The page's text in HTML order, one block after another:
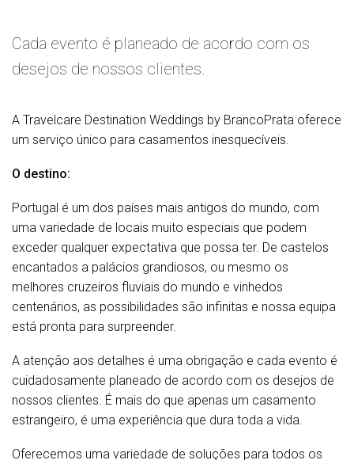
Cada evento é planeado de acordo com os
desejos de nossos clientes.
A Travelcare Destination Weddings by BrancoPrata oferece
um serviço único para casamentos inesquecíveis.
O destino:
Portugal é um dos países mais antigos do mundo, com
uma variedade de locais muito especiais que podem
exceder qualquer expectativa que possa ter. De castelos
encantados a palácios grandiosos, ou mesmo os
melhores cruzeiros fluviais do mundo e vinhedos
centenários, as possibilidades são infinitas e nossa equipa
está pronta para surpreender.
A atenção aos detalhes é uma obrigação e cada evento é
cuidadosamente planeado de acordo com os desejos de
nossos clientes. É mais do que apenas um casamento
estrangeiro, é uma experiência que dura toda a vida.
Oferecemos uma variedade de soluções para todos os